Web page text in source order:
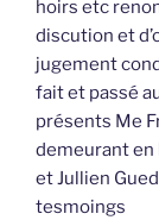
hoirs etc
discution et
jugement
fait et passé
présents Me
demeurant en
et Jullien
tesmoings